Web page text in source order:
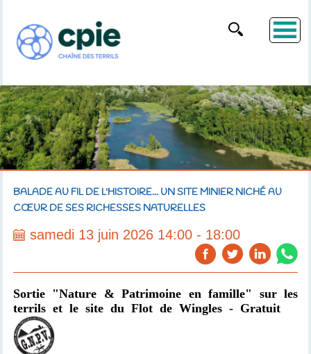
BALADE AU FIL DE L'HISTOIRE... UN SITE MINIER NICHÉ AU
CŒUR DE SES RICHESSES NATURELLES
samedi 13 juin 2026 14:00 - 18:00
Sortie "Nature & Patrimoine en famille" sur les
terrils et le site du Flot de Wingles - Gratuit